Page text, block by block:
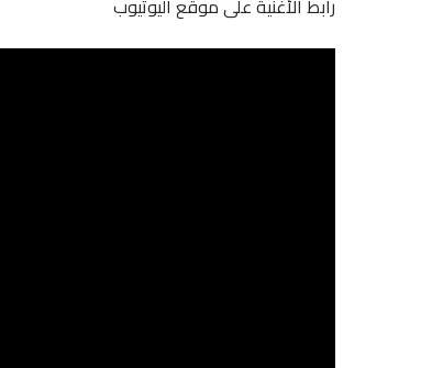
رابط الأغنية على موقع اليوتيوب